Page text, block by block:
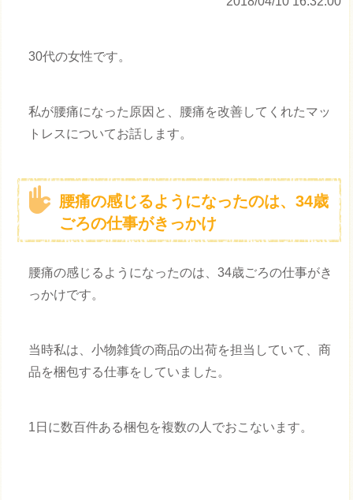
30代の女性です。
私が腰痛になった原因と、腰痛を改善してくれたマッ
トレスについてお話します。
腰痛の感じるようになったのは、34歳
ごろの仕事がきっかけ
腰痛の感じるようになったのは、34歳ごろの仕事がき
っかけです。
当時私は、小物雑貨の商品の出荷を担当していて、商
品を梱包する仕事をしていました。
1日に数百件ある梱包を複数の人でおこないます。